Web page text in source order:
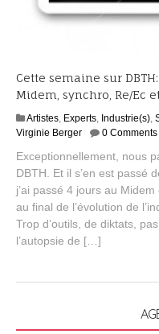
Cette semaine sur
Midem, synchro, Re/Ec
Artistes, Experts, Industrie(s),
Virginie Berger 0 Comments
Exceptionnellement, nous
DBTH. Et il s’en est passé
j’ai passé 4 jours au
au final de l’évolution de
Trop d’outils, de diktats,
l’autopsie de […]